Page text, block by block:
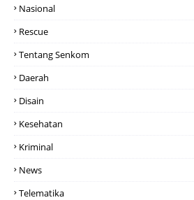
Nasional
Rescue
Tentang Senkom
Daerah
Disain
Kesehatan
Kriminal
News
Telematika